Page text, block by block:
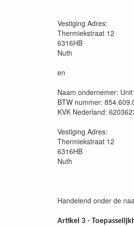
Vestiging Adres:
Thermiekstraat 12
6316HB
Nuth
en
Naam ondernemer:
BTW nummer:
KVK Nederland:
Vestiging Adres:
Thermiekstraat 12
6316HB
Nuth
Handelend onder de
Artikel 3 -